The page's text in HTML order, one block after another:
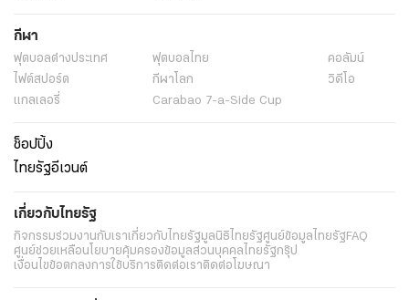
กีฬา
ฟุตบอลต่่างประเทศ ฟุตบอลไทย
คอลัมน์
ไฟต์สปอร์ต
กีฬาโลก
วิดีโอ
แกลเลอรี่
Carabao 7-a-Side Cup
ช็อปปิ้ง
ไทยรัฐอีเวนต์
เกี่ยวกับไทยรัฐ
กิจกรรมร่วมงานกับเราเกี่ยวกับไทยรัฐมูลนิธิไทยรัฐศูนย์ข้อมูลไทยรัฐFAQ
ศูนย์ช่วยเหลือนโยบายคุ้มครองข้อมูลส่วนบุคคลไทยรัฐกรุ๊ป
เงื่อนไขข้อตกลงการใช้บริการติดต่อเราติดต่อโฆษณา